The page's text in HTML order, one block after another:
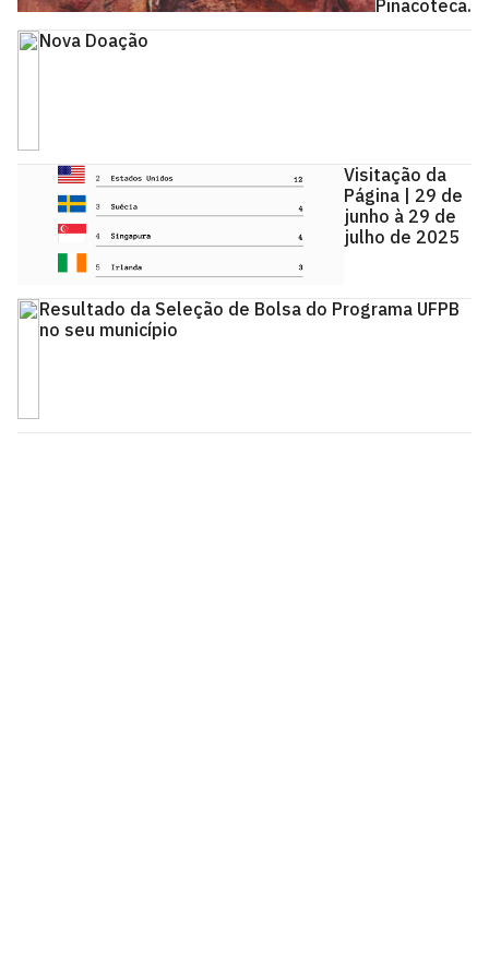
Pinacoteca.
Nova Doação
Visitação da
Página | 29 de
junho à 29 de
julho de 2025
Resultado da Seleção de Bolsa do Programa UFPB
no seu município